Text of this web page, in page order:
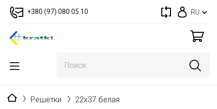
+380 (97) 080 05 10 RU
Главная
Решетки 22x37 белая